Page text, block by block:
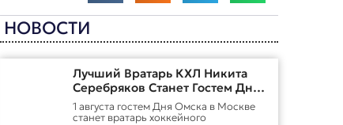
НОВОСТИ
Лучший Вратарь КХЛ Никита
Серебряков Станет Гостем Дня
Омска В Москве
1 августа гостем Дня Омска в Москве
станет вратарь хоккейного